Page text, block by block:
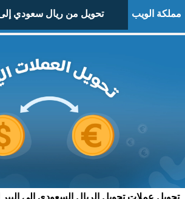
مملكة الويب تحويل من ريال سعودي إلى
تحويل عملات تحويل الريال السعودي إلى